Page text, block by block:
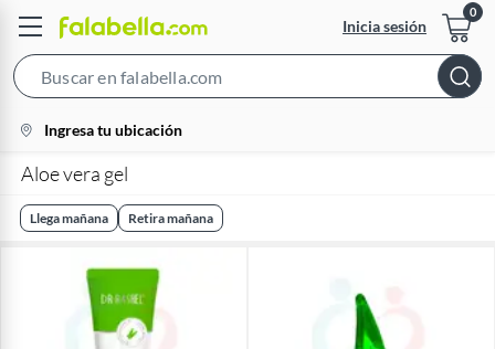
Inicia sesión
Bar
location-
icon
Ingresa tu ubicación
Aloe vera gel
Llega mañana Retira mañana